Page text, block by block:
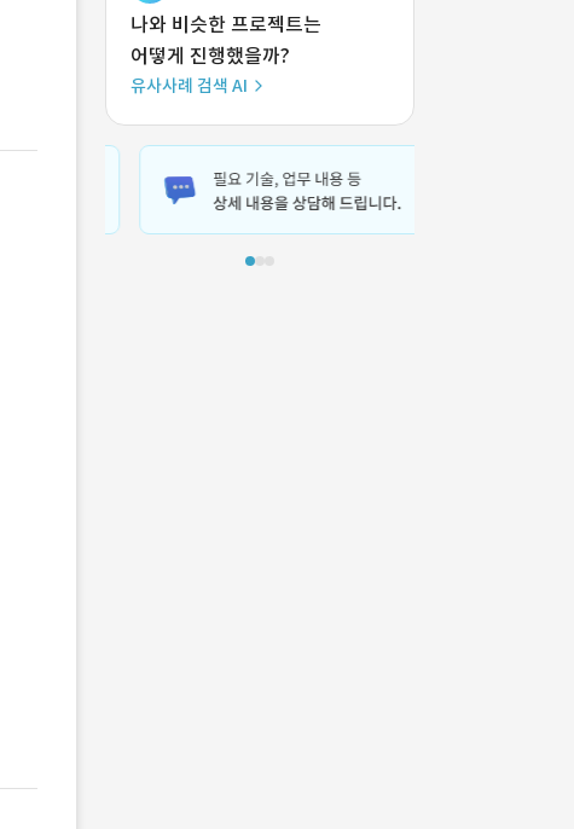
나와 비슷한 프로젝트는
어떻게 진행했을까?
유사사례 검색 AI